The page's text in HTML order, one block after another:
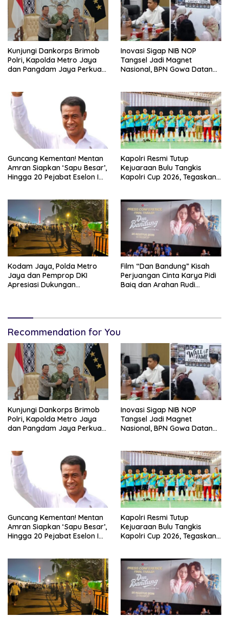
Kunjungi Dankorps Brimob
Polri, Kapolda Metro Jaya
dan Pangdam Jaya Perkuat
Inovasi Sigap NIB NOP
Tangsel Jadi Magnet
Nasional, BPN Gowa Datang
Guncang Kementan! Mentan
Amran Siapkan ‘Sapu Besar’,
Hingga 20 Pejabat Eselon I
Kapolri Resmi Tutup
Kejuaraan Bulu Tangkis
Kapolri Cup 2026, Tegaskan
Kodam Jaya, Polda Metro
Jaya dan Pemprop DKI
Apresiasi Dukungan
Film “Dan Bandung” Kisah
Perjuangan Cinta Karya Pidi
Baiq dan Arahan Rudi
Recommendation for You
Kunjungi Dankorps Brimob
Polri, Kapolda Metro Jaya
dan Pangdam Jaya Perkuat
Inovasi Sigap NIB NOP
Tangsel Jadi Magnet
Nasional, BPN Gowa Datang
Guncang Kementan! Mentan
Amran Siapkan ‘Sapu Besar’,
Hingga 20 Pejabat Eselon I
Kapolri Resmi Tutup
Kejuaraan Bulu Tangkis
Kapolri Cup 2026, Tegaskan